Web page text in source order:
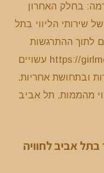
בחלק האחרון
שירותי הליווי בתל
לתוך ההתרגשות
והריגוש שמפגשים אלו https://girlmodelstar.com עשויים
ובתחושת אחריות.
מהממות, תל אביב
בתל אביב לחוויה